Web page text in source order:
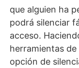
que alguien ha
podrá silenciar
acceso.
herramientas
opción de